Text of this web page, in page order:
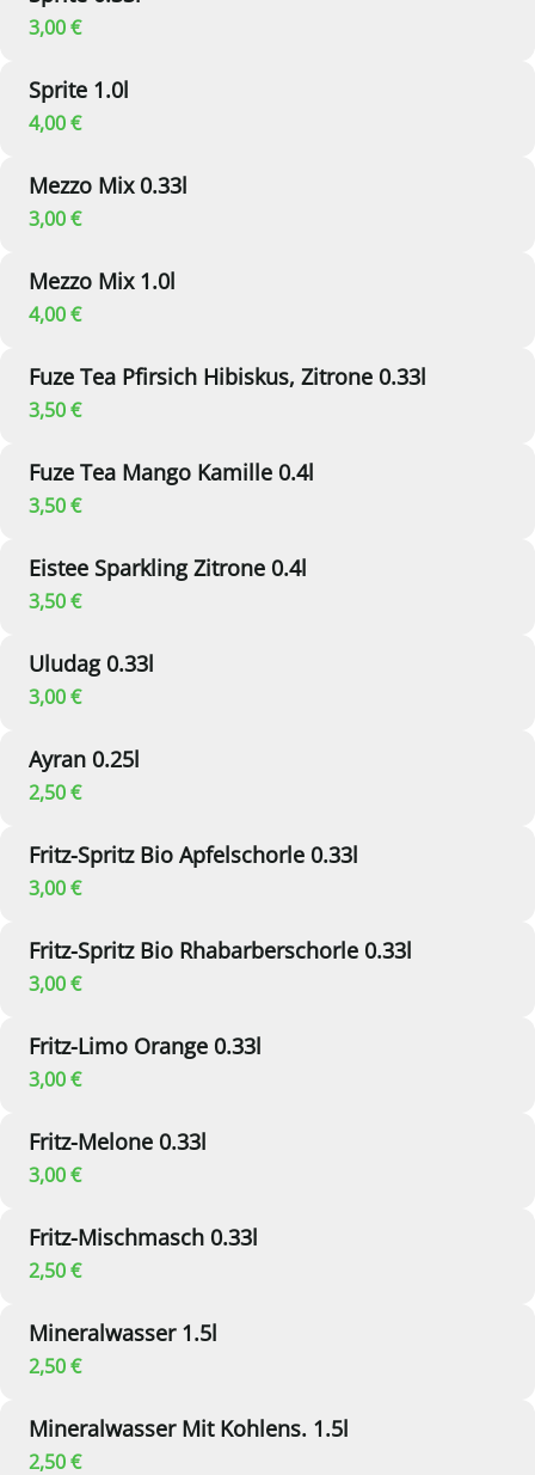
3,00 €
Sprite 1.0l
4,00 €
Mezzo Mix 0.33l
3,00 €
Mezzo Mix 1.0l
4,00 €
Fuze Tea Pfirsich Hibiskus, Zitrone 0.33l
3,50 €
Fuze Tea Mango Kamille 0.4l
3,50 €
Eistee Sparkling Zitrone 0.4l
3,50 €
Uludag 0.33l
3,00 €
Ayran 0.25l
2,50 €
Fritz-Spritz Bio Apfelschorle 0.33l
3,00 €
Fritz-Spritz Bio Rhabarberschorle 0.33l
3,00 €
Fritz-Limo Orange 0.33l
3,00 €
Fritz-Melone 0.33l
3,00 €
Fritz-Mischmasch 0.33l
2,50 €
Mineralwasser 1.5l
2,50 €
Mineralwasser Mit Kohlens. 1.5l
2,50 €